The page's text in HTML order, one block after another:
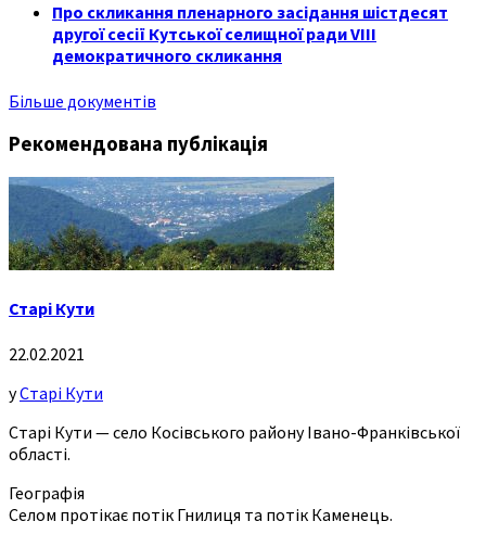
Про скликання пленарного засідання шістдесят
другої сесії Кутської селищної ради VIII
демократичного скликання
Більше документів
Рекомендована публікація
Старі Кути
22.02.2021
уСтарі Кути
Старі Кути — село Косівського району Івано-Франківської
області.
Географія
Селом протікає потік Гнилиця та потік Каменець.